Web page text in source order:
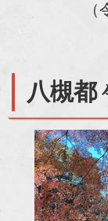
八槻都